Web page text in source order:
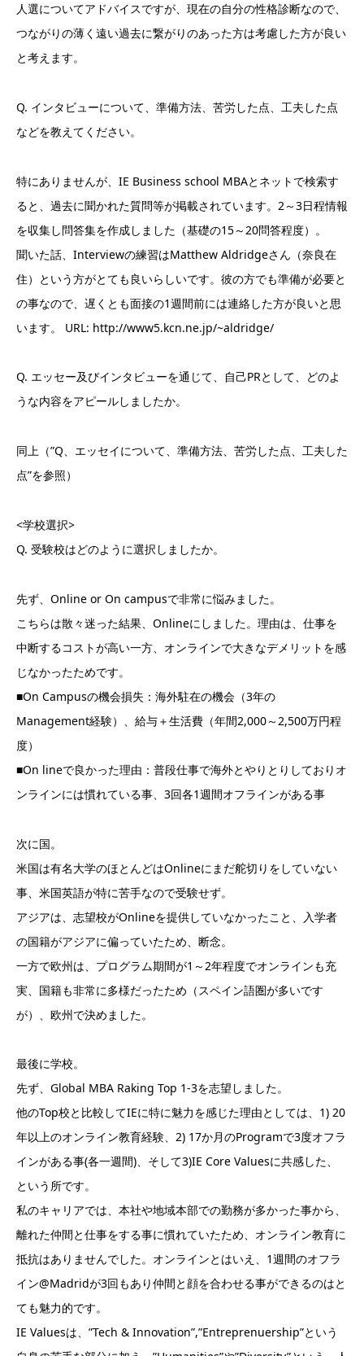
人選についてアドバイスですが、現在の自分の性格診断なので、
つながりの薄く遠い過去に繋がりのあった方は考慮した方が良い
と考えます。
Q. インタビューについて、準備方法、苦労した点、工夫した点
などを教えてください。
特にありませんが、IE Business school MBAとネットで検索す
ると、過去に聞かれた質問等が掲載されています。2～3日程情報
を収集し問答集を作成しました（基礎の15～20問答程度）。
聞いた話、Interviewの練習はMatthew Aldridgeさん（奈良在
住）という方がとても良いらしいです。彼の方でも準備が必要と
の事なので、遅くとも面接の1週間前には連絡した方が良いと思
います。 URL: http://www5.kcn.ne.jp/~aldridge/
Q. エッセー及びインタビューを通じて、自己PRとして、どのよ
うな内容をアピールしましたか。
同上（”Q、エッセイについて、準備方法、苦労した点、工夫した
点”を参照）
<学校選択>
Q. 受験校はどのように選択しましたか。
先ず、Online or On campusで非常に悩みました。
こちらは散々迷った結果、Onlineにしました。理由は、仕事を
中断するコストが高い一方、オンラインで大きなデメリットを感
じなかったためです。
■On Campusの機会損失：海外駐在の機会（3年の
Management経験）、給与＋生活費（年間2,000～2,500万円程
度）
■On lineで良かった理由：普段仕事で海外とやりとりしておりオ
ンラインには慣れている事、3回各1週間オフラインがある事
次に国。
米国は有名大学のほとんどはOnlineにまだ舵切りをしていない
事、米国英語が特に苦手なので受験せず。
アジアは、志望校がOnlineを提供していなかったこと、入学者
の国籍がアジアに偏っていたため、断念。
一方で欧州は、プログラム期間が1～2年程度でオンラインも充
実、国籍も非常に多様だったため（スペイン語圏が多いです
が）、欧州で決めました。
最後に学校。
先ず、Global MBA Raking Top 1-3を志望しました。
他のTop校と比較してIEに特に魅力を感じた理由としては、1) 20
年以上のオンライン教育経験、2) 17か月のProgramで3度オフラ
インがある事(各一週間)、そして3)IE Core Valuesに共感した、
という所です。
私のキャリアでは、本社や地域本部での勤務が多かった事から、
離れた仲間と仕事をする事に慣れていたため、オンライン教育に
抵抗はありませんでした。オンラインとはいえ、1週間のオフラ
イン@Madridが3回もあり仲間と顔を合わせる事ができるのはと
ても魅力的です。
IE Valuesは、”Tech & Innovation”,”Entreprenuership”という